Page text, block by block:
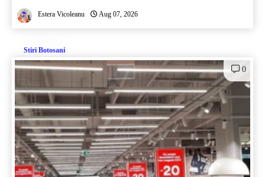
Estera Vicoleanu Aug 07, 2026
Stiri Botosani
0